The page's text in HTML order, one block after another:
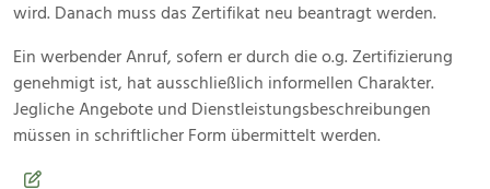
wird. Danach muss das Zertifikat neu beantragt werden.
Ein werbender Anruf, sofern er durch die o.g. Zertifizierung
genehmigt ist, hat ausschließlich informellen Charakter.
Jegliche Angebote und Dienstleistungsbeschreibungen
müssen in schriftlicher Form übermittelt werden.